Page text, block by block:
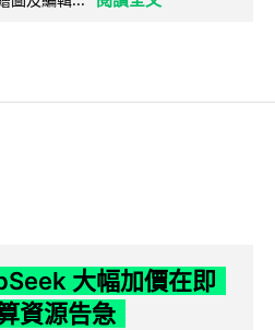
大幅加價在即
資源告急